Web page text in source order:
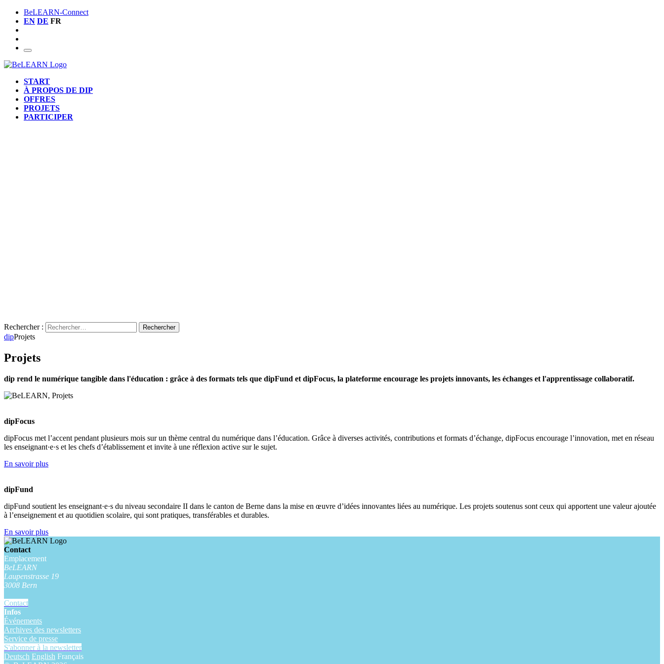
BeLEARN-Connect
EN DE FR
START
À PROPOS DE DIP
OFFRES
PROJETS
PARTICIPER
Rechercher :
dipProjets
Projets
dip rend le numérique tangible dans l'éducation : grâce à des formats tels que dipFund et dipFocus, la plateforme encourage les projets innovants, les échanges et l'apprentissage collaboratif.
dipFocus
dipFocus met l’accent pendant plusieurs mois sur un thème central du numérique dans l’éducation. Grâce à diverses activités, contributions et formats d’échange, dipFocus encourage l’innovation, met en réseau
les enseignant·e·s et les chefs d’établissement et invite à une réflexion active sur le sujet.
En savoir plus
dipFund
dipFund soutient les enseignant·e·s du niveau secondaire II dans le canton de Berne dans la mise en œuvre d’idées innovantes liées au numérique. Les projets soutenus sont ceux qui apportent une valeur ajoutée
à l’enseignement et au quotidien scolaire, qui sont pratiques, transférables et durables.
En savoir plus
Contact
Emplacement
BeLEARN
Laupenstrasse 19
3008 Bern
Contact
Infos
Événements
Archives des newsletters
Service de presse
S'abonner à la newsletter
Deutsch English Français